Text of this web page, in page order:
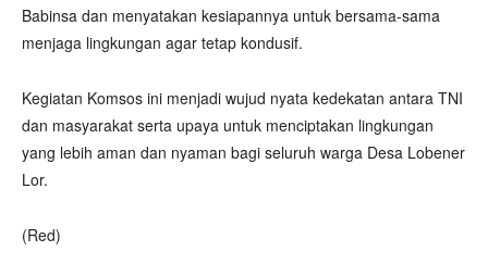
Babinsa dan menyatakan kesiapannya untuk bersama-sama
menjaga lingkungan agar tetap kondusif.
Kegiatan Komsos ini menjadi wujud nyata kedekatan antara TNI
dan masyarakat serta upaya untuk menciptakan lingkungan
yang lebih aman dan nyaman bagi seluruh warga Desa Lobener
Lor.
(Red)